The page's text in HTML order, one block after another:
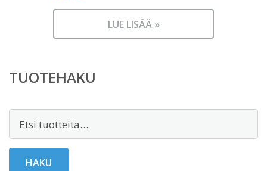
LUE LISÄÄ »
TUOTEHAKU
HAKU